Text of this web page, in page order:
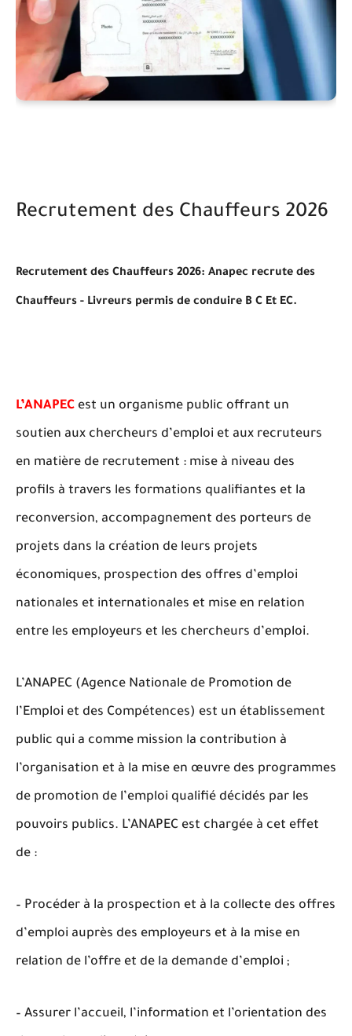
Recrutement des Chauffeurs 2026
Recrutement des Chauffeurs 2026: Anapec recrute des
Chauffeurs - Livreurs permis de conduire B C Et EC.
L’ANAPEC est un organisme public offrant un
soutien aux chercheurs d’emploi et aux recruteurs
en matière de recrutement : mise à niveau des
profils à travers les formations qualifiantes et la
reconversion, accompagnement des porteurs de
projets dans la création de leurs projets
économiques, prospection des offres d’emploi
nationales et internationales et mise en relation
entre les employeurs et les chercheurs d’emploi.
L’ANAPEC (Agence Nationale de Promotion de
l’Emploi et des Compétences) est un établissement
public qui a comme mission la contribution à
l’organisation et à la mise en œuvre des programmes
de promotion de l’emploi qualifié décidés par les
pouvoirs publics. L’ANAPEC est chargée à cet effet
de :
– Procéder à la prospection et à la collecte des offres
d’emploi auprès des employeurs et à la mise en
relation de l’offre et de la demande d’emploi ;
– Assurer l’accueil, l’information et l’orientation des